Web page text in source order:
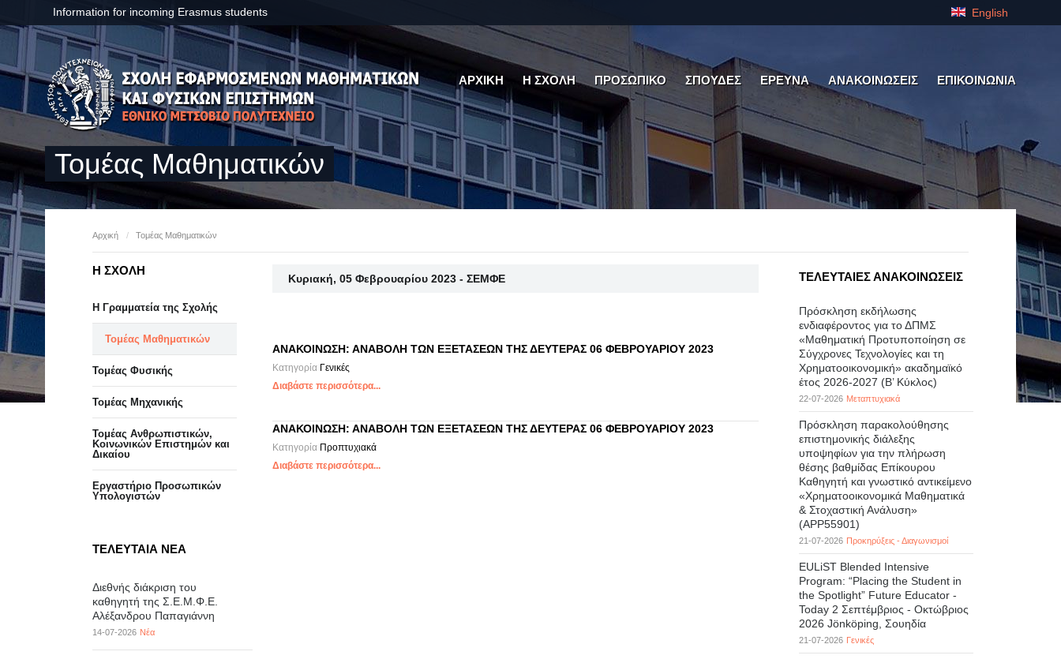
Information for incoming Erasmus students English
ΑΡΧΙΚΗ Η ΣΧΟΛΗ ΠΡΟΣΩΠΙΚΟ ΣΠΟΥΔΕΣ ΕΡΕΥΝΑ ΑΝΑΚΟΙΝΩΣΕΙΣ ΕΠΙΚΟΙΝΩΝΙΑ
Τομέας Μαθηματικών
Αρχική / Τομέας Μαθηματικών
Κυριακή, 05 Φεβρουαρίου 2023 - ΣΕΜΦΕ
ΑΝΑΚΟΙΝΩΣΗ: ΑΝΑΒΟΛΗ ΤΩΝ ΕΞΕΤΑΣΕΩΝ ΤΗΣ ΔΕΥΤΕΡΑΣ 06 ΦΕΒΡΟΥΑΡΙΟΥ 2023
Κατηγορία Γενικές
Διαβάστε περισσότερα...
ΑΝΑΚΟΙΝΩΣΗ: ΑΝΑΒΟΛΗ ΤΩΝ ΕΞΕΤΑΣΕΩΝ ΤΗΣ ΔΕΥΤΕΡΑΣ 06 ΦΕΒΡΟΥΑΡΙΟΥ 2023
Κατηγορία Προπτυχιακά
Διαβάστε περισσότερα...
Η ΣΧΟΛΗ
Η Γραμματεία της Σχολής
Τομέας Μαθηματικών
Τομέας Φυσικής
Τομέας Μηχανικής
Τομέας Ανθρωπιστικών,
Κοινωνικών Επιστημών και
Δικαίου
Eργαστήριo Προσωπικών
Υπολογιστών
ΤΕΛΕΥΤΑΙΑ ΝΕΑ
Διεθνής διάκριση του
καθηγητή της Σ.Ε.Μ.Φ.Ε.
Αλέξανδρου Παπαγιάννη
14-07-2026 Νέα
ΤΕΛΕΥΤΑΙΕΣ ΑΝΑΚΟΙΝΩΣΕΙΣ
Πρόσκληση εκδήλωσης
ενδιαφέροντος για το ΔΠΜΣ
«Μαθηματική Προτυποποίηση σε
Σύγχρονες Τεχνολογίες και τη
Χρηματοοικονομική» ακαδημαϊκό
έτος 2026-2027 (B’ Kύκλος)
22-07-2026 Μεταπτυχιακά
Πρόσκληση παρακολούθησης
επιστημονικής διάλεξης
υποψηφίων για την πλήρωση
θέσης βαθμίδας Επίκουρου
Καθηγητή και γνωστικό αντικείμενο
«Χρηματοοικονομικά Μαθηματικά
& Στοχαστική Ανάλυση»
(APP55901)
21-07-2026 Προκηρύξεις - Διαγωνισμοί
EULiST Blended Intensive
Program: “Placing the Student in
the Spotlight” Future Educator -
Today 2 Σεπτέμβριος - Οκτώβριος
2026 Jönköping, Σουηδία
21-07-2026 Γενικές